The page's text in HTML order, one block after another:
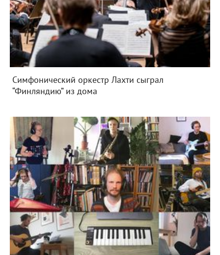
Симфонический оркестр Лахти сыграл
“Финляндию” из дома